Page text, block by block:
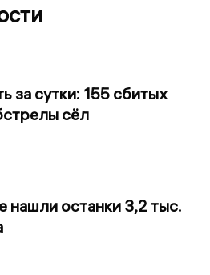
за сутки: 155 сбитых
сёл
нашли останки 3,2 тыс.